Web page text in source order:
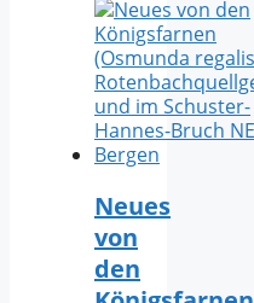
Neues
von
den